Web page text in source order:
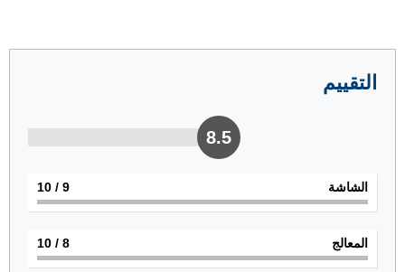
التقييم
8.5
الشاشة 9
/ 10
المعالج 8
/ 10